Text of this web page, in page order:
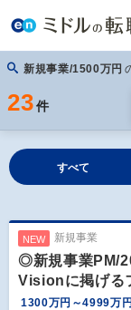
新規事業/1500万円
23 件
すべて
NEW 新規事業
◎新規事業PM/
Visionに掲げる
1300万円～4999万円